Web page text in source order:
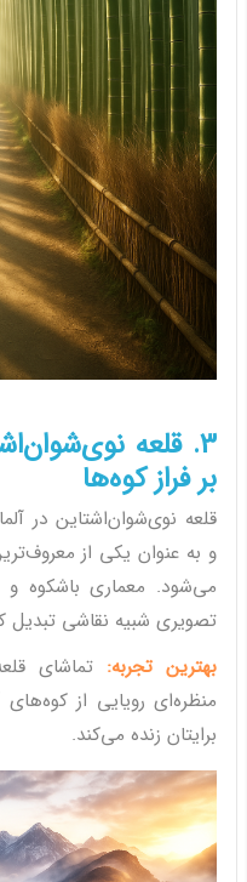
3. قلعه
بر فراز کوه‌ها
قلعه نوی‌شوان‌اشتاین در
و به عنوان یکی از
می‌شود. معماری باشکوه و
تصویری شبیه نقاشی تبدیل
بهترین تجربه:
منظره‌ای رویایی از
برایتان زنده می‌کند.